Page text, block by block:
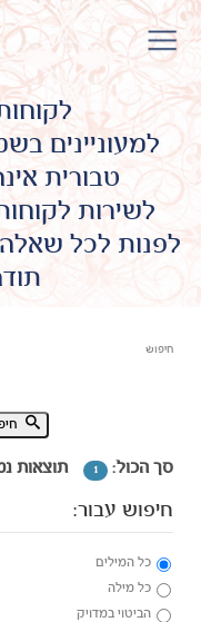
למעוניינים
טבורית
לשירות
לפנות לכל שאלה
חיפוש
סך הכול: 1 תוצאות
חיפוש עבור:
כל המילים
כל מילה
הביטוי במדויק